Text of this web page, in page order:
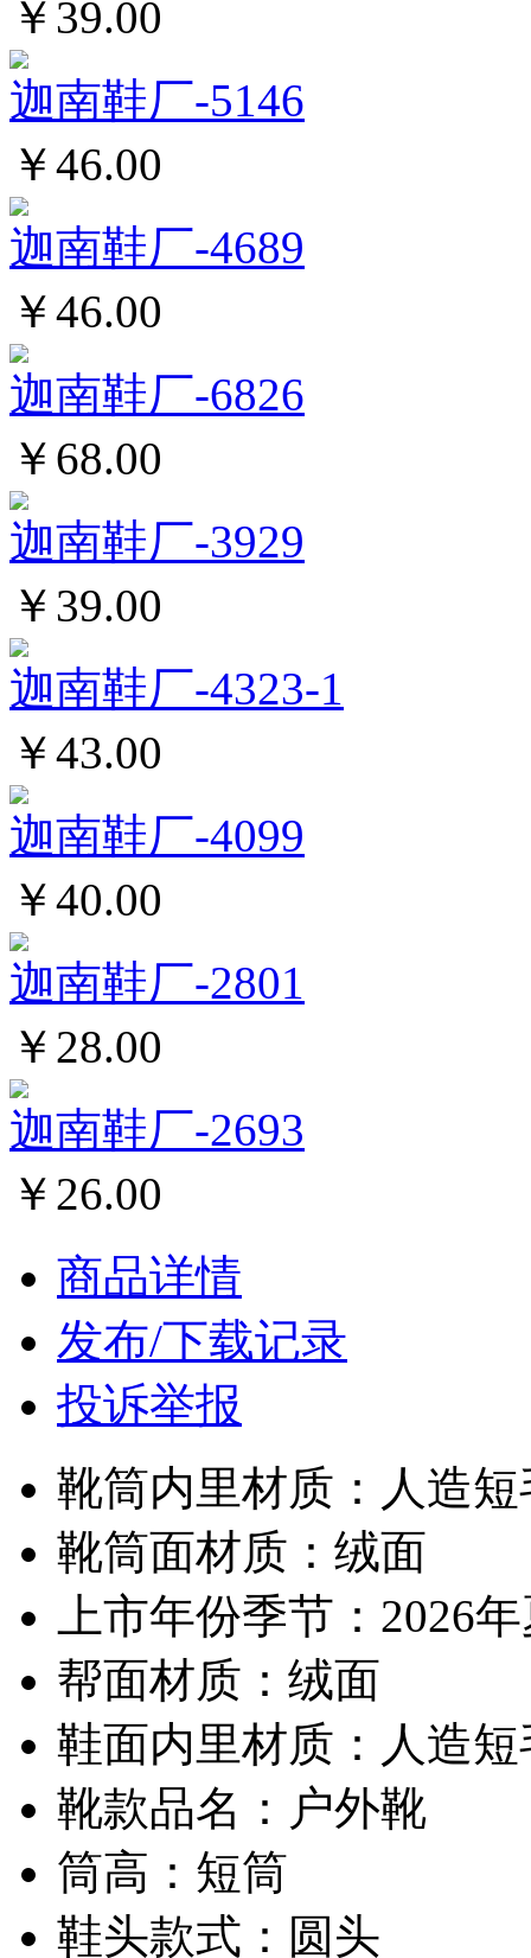
￥39.00
迦南鞋厂-5146
￥46.00
迦南鞋厂-4689
￥46.00
迦南鞋厂-6826
￥68.00
迦南鞋厂-3929
￥39.00
迦南鞋厂-4323-1
￥43.00
迦南鞋厂-4099
￥40.00
迦南鞋厂-2801
￥28.00
迦南鞋厂-2693
￥26.00
商品详情
发布/下载记录
投诉举报
靴筒内里材质：人造短
靴筒面材质：绒面
上市年份季节：2026
帮面材质：绒面
鞋面内里材质：人造短
靴款品名：户外靴
筒高：短筒
鞋头款式：圆头